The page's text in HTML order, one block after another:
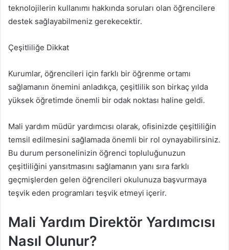
teknolojilerin kullanımı hakkında soruları olan öğrencilere
destek sağlayabilmeniz gerekecektir.
Çeşitliliğe Dikkat
Kurumlar, öğrencileri için farklı bir öğrenme ortamı
sağlamanın önemini anladıkça, çeşitlilik son birkaç yılda
yüksek öğretimde önemli bir odak noktası haline geldi.
Mali yardım müdür yardımcısı olarak, ofisinizde çeşitliliğin
temsil edilmesini sağlamada önemli bir rol oynayabilirsiniz.
Bu durum personelinizin öğrenci topluluğunuzun
çeşitliliğini yansıtmasını sağlamanın yanı sıra farklı
geçmişlerden gelen öğrencileri okulunuza başvurmaya
teşvik eden programları teşvik etmeyi içerir.
Mali Yardım Direktör Yardımcısı
Nasıl Olunur?